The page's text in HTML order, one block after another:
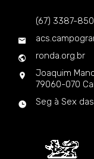
(67) 3387-
ronda.org.br
Joaquim
79060-070
Seg à Sex